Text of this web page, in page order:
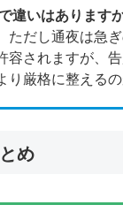
違いはあります
ただし通夜は急
容されますが、
り厳格に整えるの
め